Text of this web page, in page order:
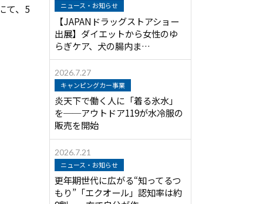
て、5
ニュース・お知らせ
【JAPANドラッグストアショー
出展】ダイエットから女性のゆ
らぎケア、犬の腸内ま…
2026.7.27
キャンピングカー事業
炎天下で働く人に「着る氷水」
を──アウトドア119が水冷服の
販売を開始
2026.7.21
ニュース・お知らせ
更年期世代に広がる“知ってるつ
もり”「エクオール」認知率は約